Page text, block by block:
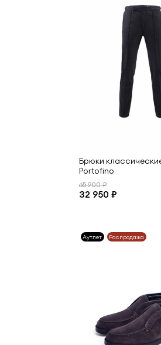
Брюки
Portofino
65 900 ₽
32 950 ₽
Аутлет Распродажа